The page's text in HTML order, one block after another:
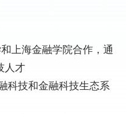
上海金融学院合作，通
人才
科技和金融科技生态系